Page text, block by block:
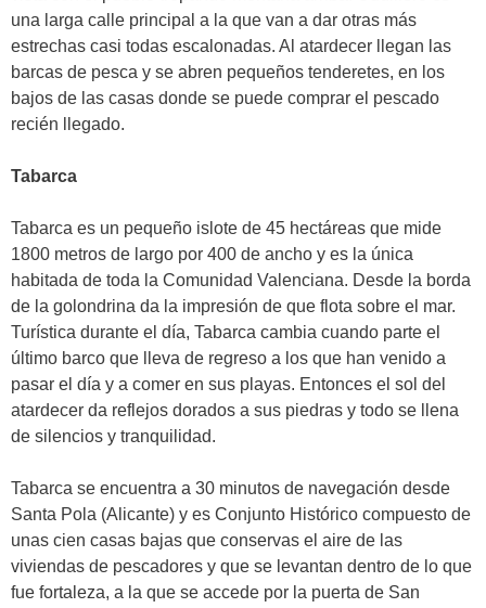
una larga calle principal a la que van a dar otras más
estrechas casi todas escalonadas. Al atardecer llegan las
barcas de pesca y se abren pequeños tenderetes, en los
bajos de las casas donde se puede comprar el pescado
recién llegado.
Tabarca
Tabarca es un pequeño islote de 45 hectáreas que mide
1800 metros de largo por 400 de ancho y es la única
habitada de toda la Comunidad Valenciana. Desde la borda
de la golondrina da la impresión de que flota sobre el mar.
Turística durante el día, Tabarca cambia cuando parte el
último barco que lleva de regreso a los que han venido a
pasar el día y a comer en sus playas. Entonces el sol del
atardecer da reflejos dorados a sus piedras y todo se llena
de silencios y tranquilidad.
Tabarca se encuentra a 30 minutos de navegación desde
Santa Pola (Alicante) y es Conjunto Histórico compuesto de
unas cien casas bajas que conservas el aire de las
viviendas de pescadores y que se levantan dentro de lo que
fue fortaleza, a la que se accede por la puerta de San